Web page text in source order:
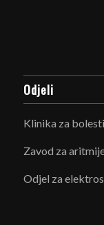
Odjeli
Klinika za
Zavod za
Odjel za